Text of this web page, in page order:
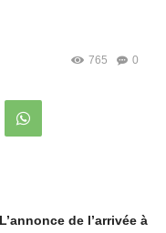
0
765
de l’arrivée à